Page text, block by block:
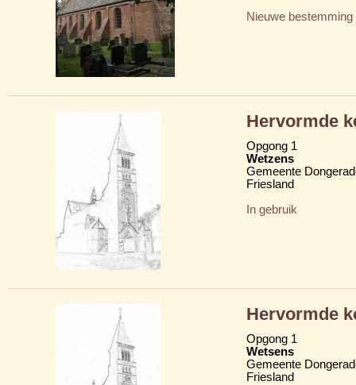
Nieuwe bestemming
Hervormde
Opgong 1
Wetzens
Gemeente
Friesland
In gebruik
Hervormde
Opgong 1
Wetsens
Gemeente
Friesland